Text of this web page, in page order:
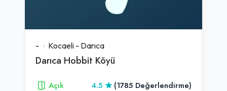
- Kocaeli - Darıca
Darıca Hobbit Köyü
Açık 4.5 (1785 Değerlendirme)